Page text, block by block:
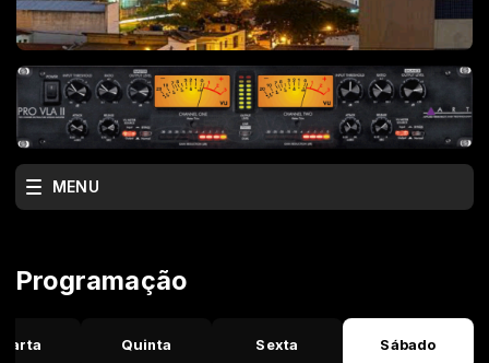
MENU
Programação
Quinta Sexta Sábado